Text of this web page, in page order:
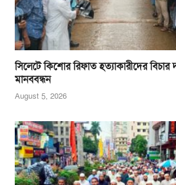
সিলেটে কিশোর রিফাত হত্যাকারীদের বিচার
মানববন্ধন
August 5, 2026